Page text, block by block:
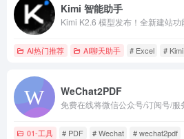
Kimi 智能助手
AI热门推荐 AI聊天助手 # Excel # Kimi
WeChat2PDF
01-工具 # PDF # Wechat # wechat2pdf